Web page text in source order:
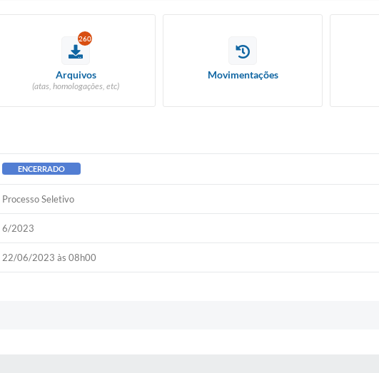
260
Arquivos
(atas, homologações, etc)
Movimentações
ENCERRADO
Processo Seletivo
6/2023
22/06/2023 às 08h00